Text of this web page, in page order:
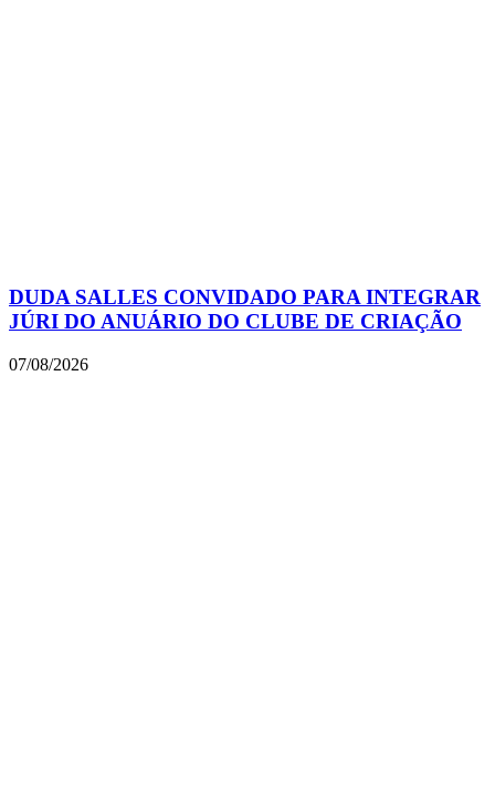
DUDA SALLES CONVIDADO PARA INTEGRAR
JÚRI DO ANUÁRIO DO CLUBE DE CRIAÇÃO
07/08/2026